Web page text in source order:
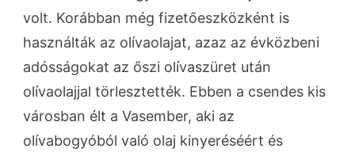
volt. Korábban még fizetőeszközként is
használták az olívaolajat, azaz az évközbeni
adósságokat az őszi olívaszüret után
olívaolajjal törlesztették. Ebben a csendes kis
városban élt a Vasember, aki az
olívabogyóból való olaj kinyeréséért és